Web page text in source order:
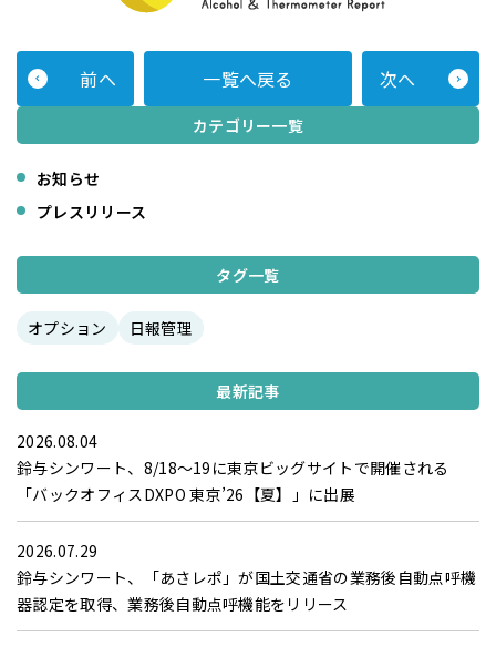
前へ 一覧へ戻る 次へ
カテゴリー一覧
お知らせ
プレスリリース
タグ一覧
オプション 日報管理
最新記事
2026.08.04
鈴与シンワート、8/18～19に東京ビッグサイトで開催される
「バックオフィスDXPO 東京’26【夏】」に出展
2026.07.29
鈴与シンワート、「あさレポ」が国土交通省の業務後自動点呼機
器認定を取得、業務後自動点呼機能をリリース